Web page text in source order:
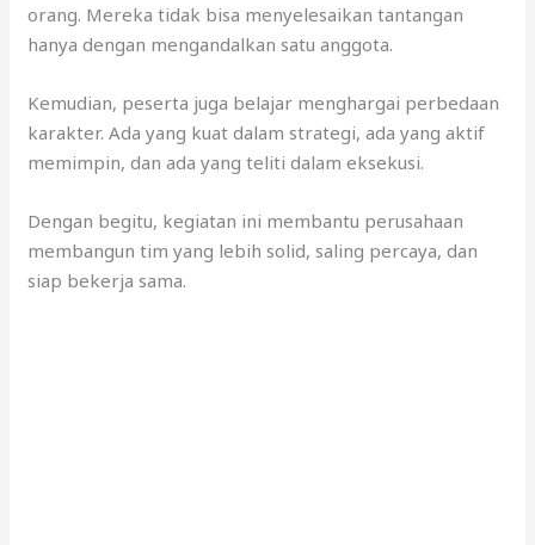
orang. Mereka tidak bisa menyelesaikan tantangan
hanya dengan mengandalkan satu anggota.
Kemudian, peserta juga belajar menghargai perbedaan
karakter. Ada yang kuat dalam strategi, ada yang aktif
memimpin, dan ada yang teliti dalam eksekusi.
Dengan begitu, kegiatan ini membantu perusahaan
membangun tim yang lebih solid, saling percaya, dan
siap bekerja sama.